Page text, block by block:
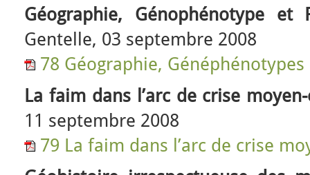
Géographie, Génophénotype et
Gentelle, 03 septembre 2008
78 Géographie,
La faim dans l’arc de crise
11 septembre 2008
79 La faim dans l’arc de crise